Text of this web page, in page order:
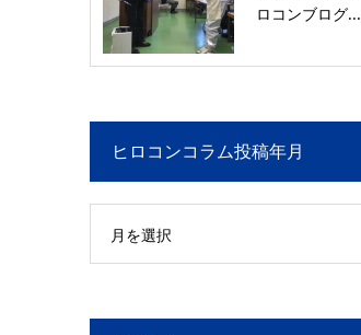
ロコンブログ...
ヒロコンコラム投稿年月
月を選択